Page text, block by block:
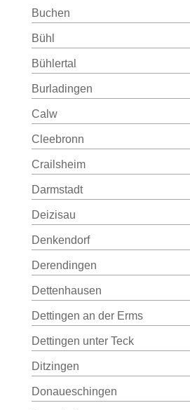
Buchen
Bühl
Bühlertal
Burladingen
Calw
Cleebronn
Crailsheim
Darmstadt
Deizisau
Denkendorf
Derendingen
Dettenhausen
Dettingen an der Erms
Dettingen unter Teck
Ditzingen
Donaueschingen